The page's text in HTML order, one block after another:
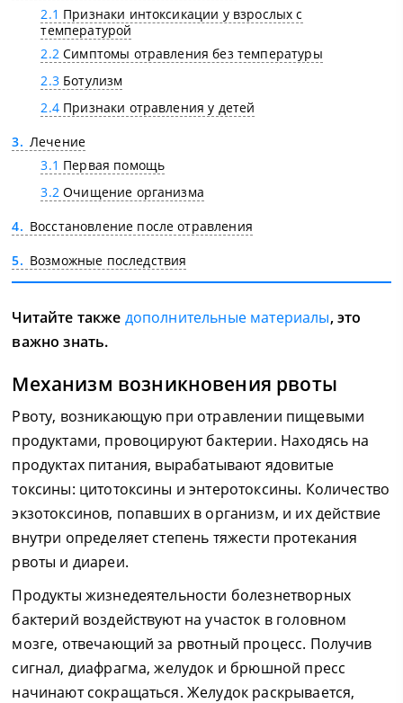
2.1 Признаки интоксикации у взрослых с
температурой
2.2Симптомы отравления без температуры
2.3Ботулизм
2.4Признаки отравления у детей
3
Лечение
3.1 Первая помощь
3.2Очищение организма
4
Восстановление после отравления
5
Возможные последствия
Читайте также дополнительные материалы, это
важно знать.
Механизм возникновения рвоты
Рвоту, возникающую при отравлении пищевыми
продуктами, провоцируют бактерии. Находясь на
продуктах питания, вырабатывают ядовитые
токсины: цитотоксины и энтеротоксины. Количество
экзотоксинов, попавших в организм, и их действие
внутри определяет степень тяжести протекания
рвоты и диареи.
Продукты жизнедеятельности болезнетворных
бактерий воздействуют на участок в головном
мозге, отвечающий за рвотный процесс. Получив
сигнал, диафрагма, желудок и брюшной пресс
начинают сокращаться. Желудок раскрывается,